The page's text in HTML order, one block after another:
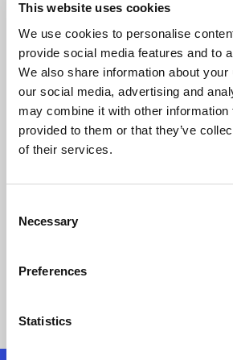
This website uses cookies
We use cookies to personalise
provide social media features and to
We also share information about
our social media, advertising and
may combine it with other information
provided to them or that they’ve
of their services.
Selection
Necessary
Preferences
Statistics
NEVARIS Bausoftware GmbH
NEVARIS Bausoftware
Integration von Salesforce Sales &
mit NEVARIS Finance durch